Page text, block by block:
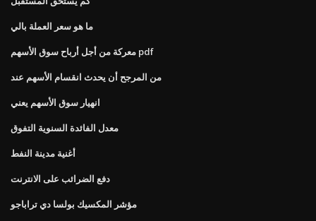
ما هو سعر العملة بالي
معركة من أجل أرباح سوق الأسهم pdf
من المرجح أن يحدث انقسام الأسهم عند
انهيار سوق الأسهم يعني
معدل الفائدة السنوية التفوق
أغنية مدينة النفط
دفع الضرائب على الانترنت
مؤشر المكسيك بولسا دي تراباجو